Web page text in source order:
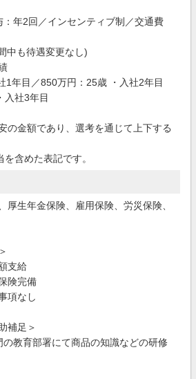
年2回／インセンティブ制／交通費
中も待遇変更なし)
1年目／850万円：25歳 ・入社2年目
入社3年目
の金額であり、選考を通じて上下する
含めた表記です。
厚生年金保険、雇用保険、労災保険、
支給
険完備
項なし
補足＞
教育部署にて商品の知識などの研修